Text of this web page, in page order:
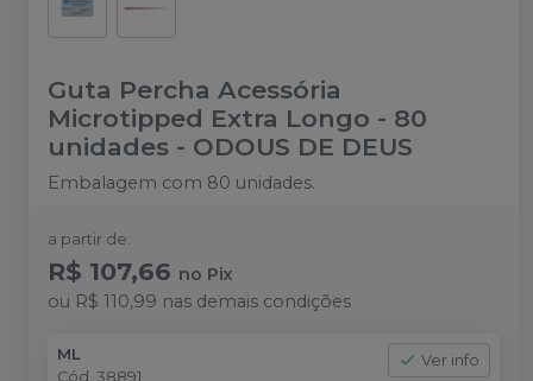
Guta Percha Acessória
Microtipped Extra Longo - 80
unidades - ODOUS DE DEUS
Embalagem com 80 unidades.
a partir de:
R$ 107,66 no Pix
ou R$ 110,99 nas demais condições
ML
Cód. 38891
Ver info